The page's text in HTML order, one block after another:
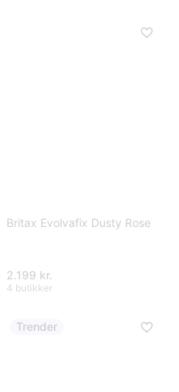
Britax Evolvafix Dusty Rose
2.199 kr.
4 butikker
Trender